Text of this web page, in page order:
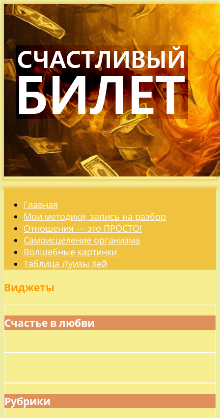
Главная
Мои методики, запись на разбор
Отношения — это ПРОСТО!
Самоисцеление организма
Волшебные картинки
Таблица Луизы Хей
Виджеты
Счастье в любви
Рубрики